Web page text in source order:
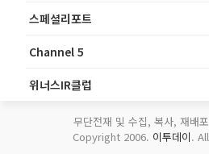
스페셜리포트
Channel 5
위너스IR클럽
무단전재 및 수집, 복사, 재배
Copyright 2006. 이투데이.